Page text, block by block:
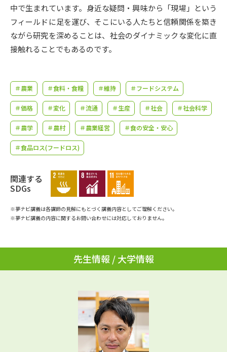
新生活お役立ちガイド
大学で学びたい学問発見
学問のミニ講義「夢ナビ講義」 学問分野解説
学問の教科書
ユーザーサポート
Ｑ＆Ａ よくあるご質問 大学進学IDについて
お支払いサイト
訂正のご案内
中で生まれています。身近な疑問・興味から「現場」という
フィールドに足を運び、そこにいる人たちと信頼関係を築き
ながら研究を深めることは、社会のダイナミックな変化に直
接触れることでもあるのです。
＃農業 ＃食料・食糧 ＃維持 ＃フードシステム
＃価格 ＃変化 ＃流通 ＃生産 ＃社会 ＃社会科学
＃農学 ＃農村 ＃農業経営 ＃食の安全・安心
＃食品ロス(フードロス)
関連する
SDGs
※夢ナビ講義は各講師の見解にもとづく講義内容としてご理解ください。
※夢ナビ講義の内容に関するお問い合わせには対応しておりません。
先生情報 / 大学情報